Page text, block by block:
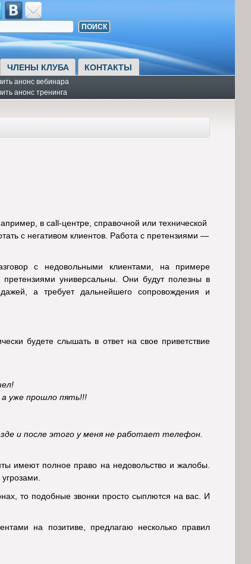
ЧЛЕНЫ КЛУБА КОНТАКТЫ
анонс вебинара
анонс тренинга
в call-центре, справочной или технической
с негативом клиентов. Работа с претензиями —
с недовольными клиентами, на примере
универсальны. Они будут полезны в
а требует дальнейшего сопровождения и
будете слышать в ответ на свое приветствие
уже прошло пять!!!
и после этого у меня не работает телефон.
имеют полное право на недовольство и жалобы.
то подобные звонки просто сыплются на вас. И
на позитиве, предлагаю несколько правил